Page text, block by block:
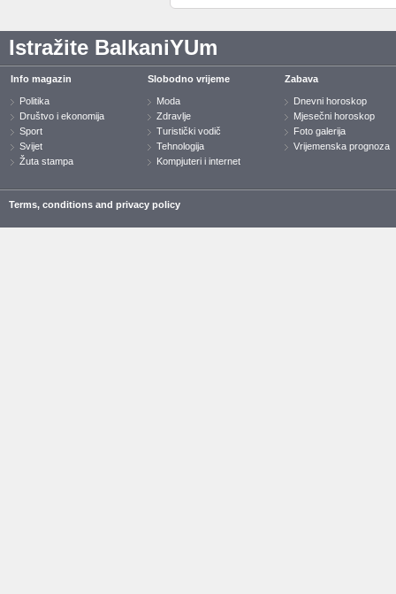
Istražite BalkaniYUm
Info magazin
Politika
Društvo i ekonomija
Sport
Svijet
Žuta stampa
Slobodno vrijeme
Moda
Zdravlje
Turistički vodič
Tehnologija
Kompjuteri i internet
Zabava
Dnevni horoskop
Mjesečni horoskop
Foto galerija
Vrijemenska prognoza
Terms, conditions and privacy policy